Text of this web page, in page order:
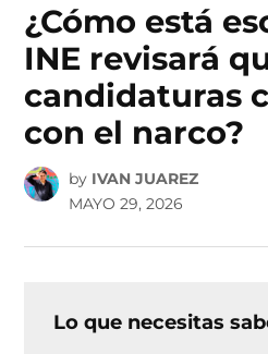
¿Cómo está
INE revisará
candidaturas
con el narco?
by IVAN JUAREZ
MAYO 29, 2026
Lo que necesitas